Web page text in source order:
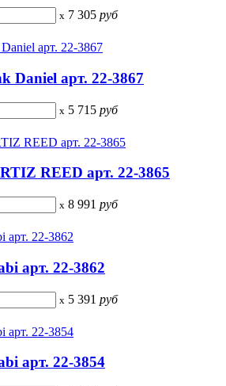
x 7 305 руб
Daniel арт. 22-3867
x 5 715 руб
REED арт. 22-3865
x 8 991 руб
арт. 22-3862
x 5 391 руб
арт. 22-3854